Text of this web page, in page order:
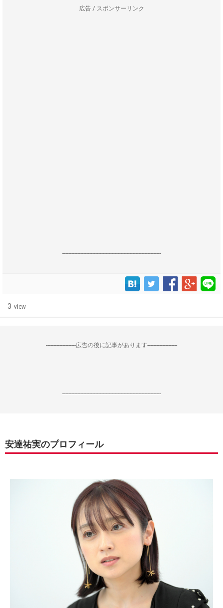
広告 / スポンサーリンク
------------------------------------------------------------------
3 view
--------------------広告の後に記事があります--------------------
------------------------------------------------------------------
安達祐実のプロフィール